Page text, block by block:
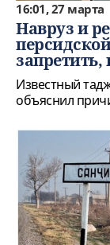
16:01, 27 марта
Навруз и
запретить,
Известный
объяснил